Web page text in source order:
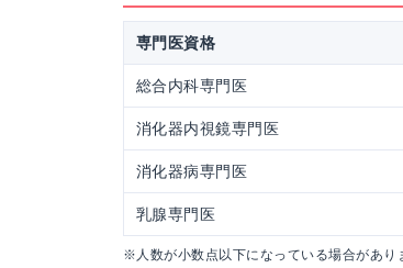
専門医資格
総合内科専門医
消化器内視鏡専門医
消化器病専門医
乳腺専門医
※人数が小数点以下になっている場合があり